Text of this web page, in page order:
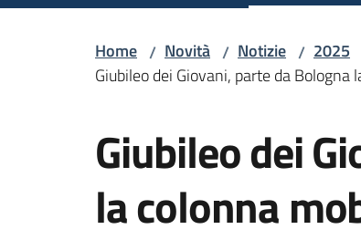
Home / Novità / Notizie / 2025
Giubileo dei Giovani, parte da
Giubileo dei
la colonna